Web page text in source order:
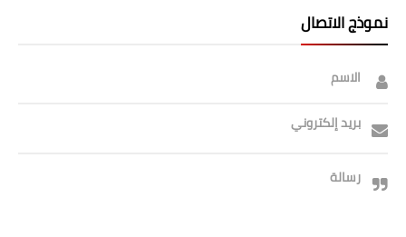
نموذج الاتصال
الاسم
بريد إلكتروني
رسالة